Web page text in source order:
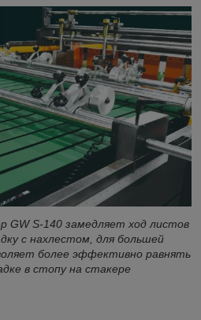
GW S-140 замедляет ход листов
с нахлестом, для большей
более эффективно равнять
в стопу на стакере